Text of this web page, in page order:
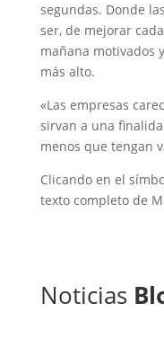
segundas. Donde
ser, de mejorar
mañana motivados
más alto.
«Las empresas
sirvan a una
menos que tengan
Clicando en el
texto completo de
Noticias